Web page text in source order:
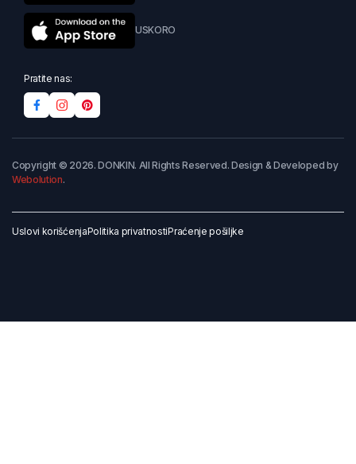
USKORO
Pratite nas:
Copyright © 2026. DONKIN. All Rights Reserved. Design & Developed by
Webolution.
Uslovi korišćenjaPolitika privatnostiPraćenje pošiljke